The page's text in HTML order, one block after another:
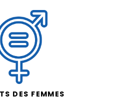
DES FEMMES